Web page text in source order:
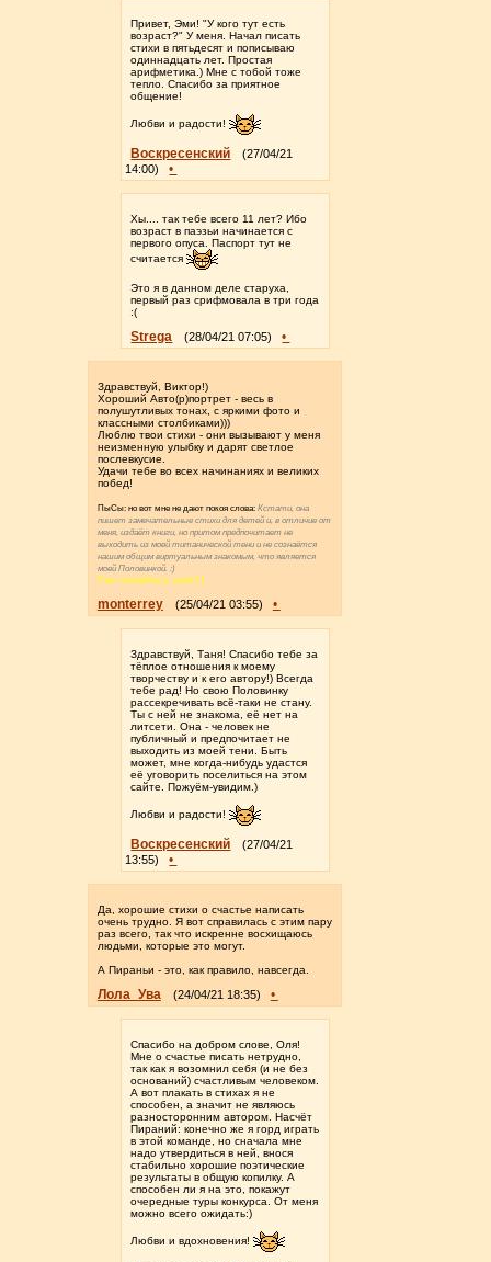
Привет, Эми! "У кого тут есть
возраст?" У меня. Начал писать
стихи в пятьдесят и пописываю
одиннадцать лет. Простая
арифметика.) Мне с тобой тоже
тепло. Спасибо за приятное
общение!
Любви и радости!
Воскресенский
(27/04/21
14:00)
•
Хы.... так тебе всего 11 лет? Ибо
возраст в паэзьи начинается с
первого опуса. Паспорт тут не
считается
Это я в данном деле старуха,
первый раз срифмовала в три года
:(
Strega (28/04/21 07:05) •
Здравствуй, Виктор!)
Хороший Авто(р)портрет - весь в
полушутливых тонах, с яркими фото и
классными столбиками)))
Люблю твои стихи - они вызывают у меня
неизменную улыбку и дарят светлое
послевкусие.
Удачи тебе во всех начинаниях и великих
побед!
ПыСы: но вот мне не дают покоя слова: Кстати, она
пишет замечательные стихи для детей и, в отличие от
меня, издаёт книги, но притом предпочитает не
выходить из моей титанической тени и не сознаётся
нашим общим виртуальным знакомым, что является
моей Половинкой. :)
Так сознайтесь уже!!!)
monterrey (25/04/21 03:55) •
Здравствуй, Таня! Спасибо тебе за
тёплое отношения к моему
творчеству и к его автору!) Всегда
тебе рад! Но свою Половинку
рассекречивать всё-таки не стану.
Ты с ней не знакома, её нет на
литсети. Она - человек не
публичный и предпочитает не
выходить из моей тени. Быть
может, мне когда-нибудь удастся
её уговорить поселиться на этом
сайте. Пожуём-увидим.)
Любви и радости!
Воскресенский
(27/04/21
13:55)
•
Да, хорошие стихи о счастье написать
очень трудно. Я вот справилась с этим пару
раз всего, так что искренне восхищаюсь
людьми, которые это могут.
А Пираньи - это, как правило, навсегда.
Лола_Ува (24/04/21 18:35) •
Спасибо на добром слове, Оля!
Мне о счастье писать нетрудно,
так как я возомнил себя (и не без
оснований) счастливым человеком.
А вот плакать в стихах я не
способен, а значит не являюсь
разносторонним автором. Насчёт
Пираний: конечно же я горд играть
в этой команде, но сначала мне
надо утвердиться в ней, внося
стабильно хорошие поэтические
результаты в общую копилку. А
способен ли я на это, покажут
очередные туры конкурса. От меня
можно всего ожидать:)
Любви и вдохновения!